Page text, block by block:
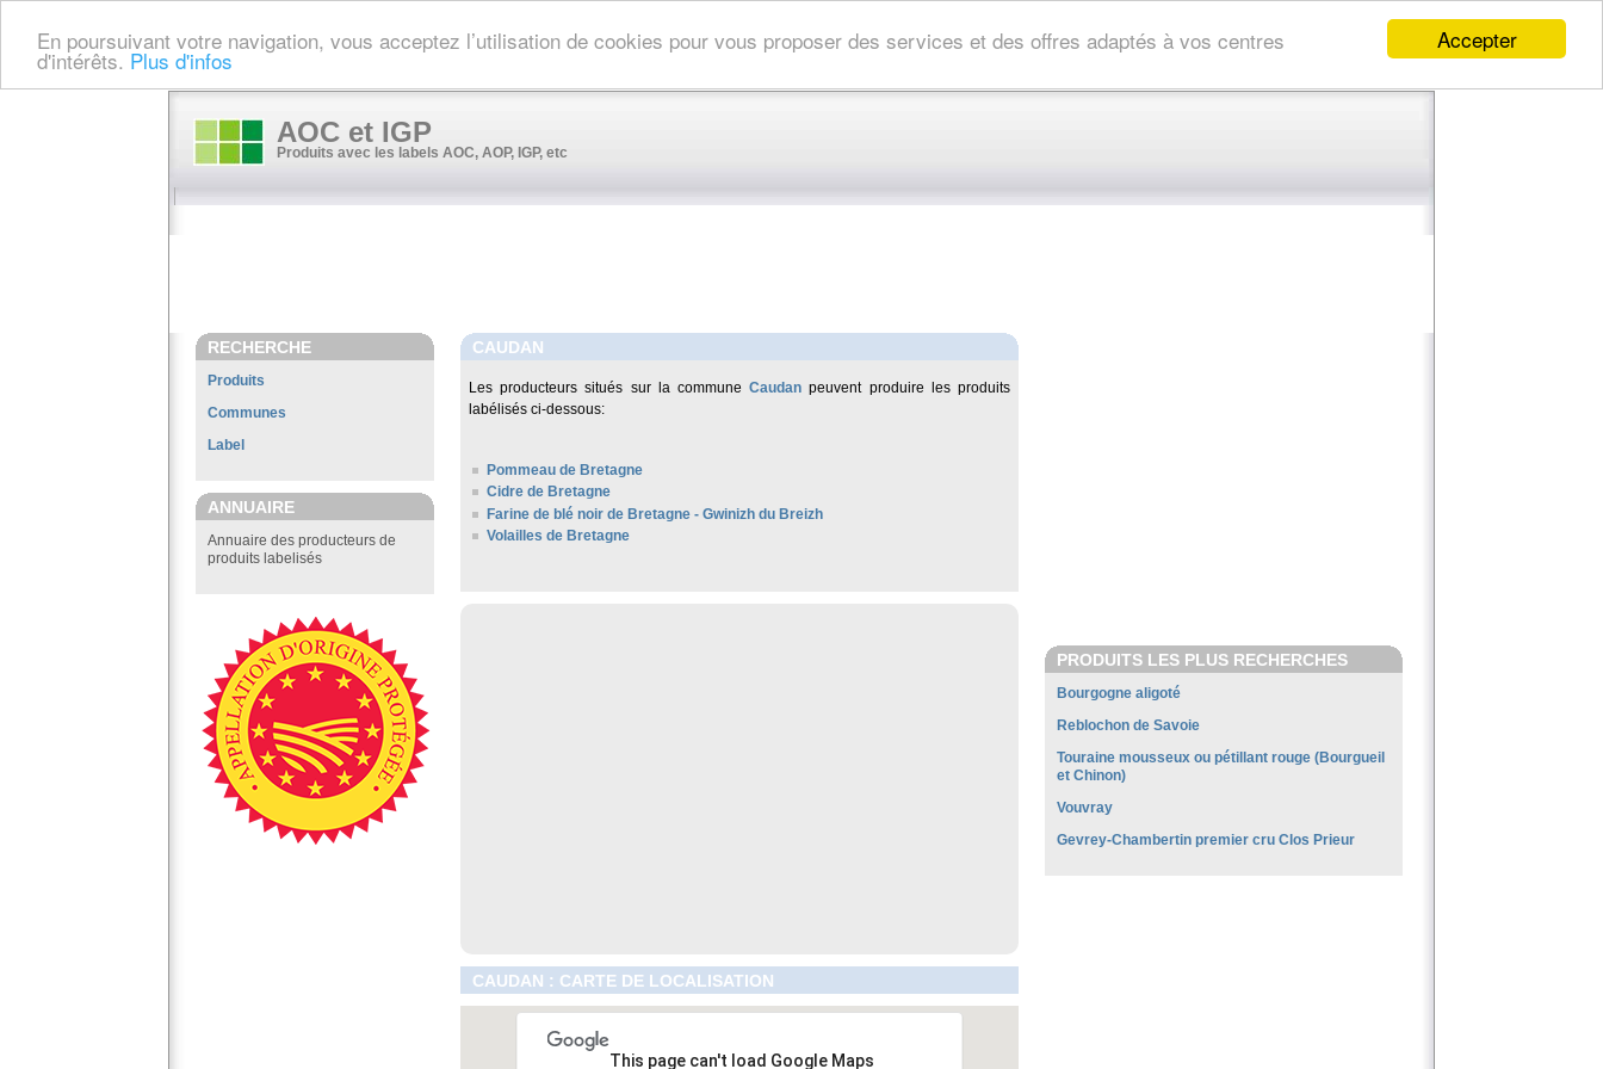
Accepter
En poursuivant votre navigation, vous acceptez l’utilisation de cookies pour vous proposer des services et des offres adaptés à vos centres
d'intérêts. Plus d'infos
AOC et IGP
Produits avec les labels AOC, AOP, IGP, etc
RECHERCHE
Produits
Communes
Label
ANNUAIRE
Annuaire des producteurs de
produits labelisés
CAUDAN
Les producteurs situés sur la communeCaudan peuvent produire les produits
labélisés ci-dessous:
Pommeau de Bretagne
Cidre de Bretagne
Farine de blé noir de Bretagne - Gwinizh du Breizh
Volailles de Bretagne
CAUDAN : CARTE DE LOCALISATION
This page can't load Google Maps
PRODUITS LES PLUS RECHERCHES
Bourgogne aligoté
Reblochon de Savoie
Touraine mousseux ou pétillant rouge (Bourgueil
et Chinon)
Vouvray
Gevrey-Chambertin premier cru Clos Prieur